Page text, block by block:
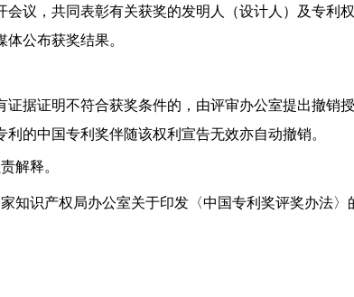
，共同表彰有关获奖的发明人（设计人）及专利权
公布获奖结果。
证明不符合获奖条件的，由评审办公室提出撤销
中国专利奖伴随该权利宣告无效亦自动撤销。
解释。
知识产权局办公室关于印发〈中国专利奖评奖办法〉